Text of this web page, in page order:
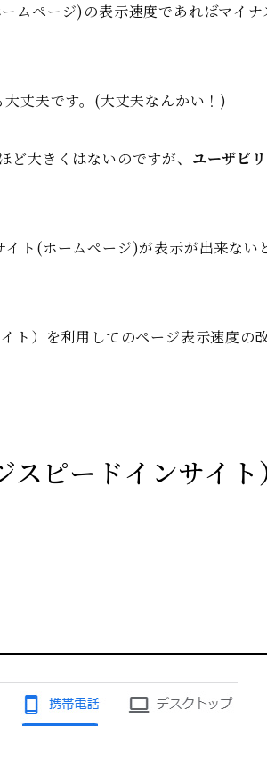
ムぺージ)の表示速度であればマイナ
丈夫です。(大丈夫なんかい！)
大きくはないのですが、 ユーザビ
ト(ホームぺージ)が表示が出来ない
）を利用してのページ表示速度の
ピードインサイト